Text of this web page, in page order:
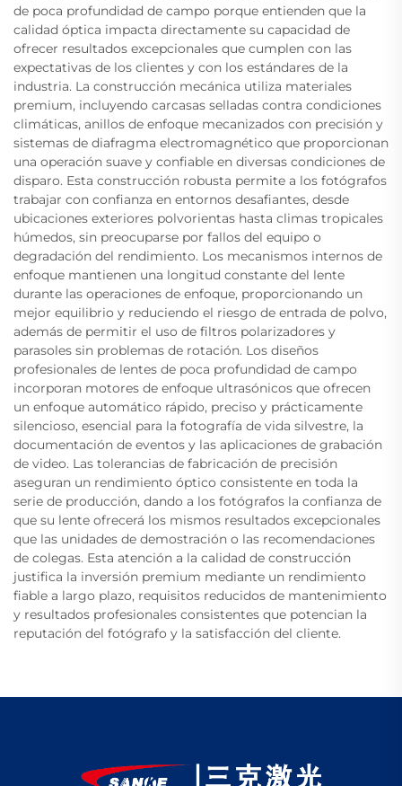
de poca profundidad de campo porque entienden que la
calidad óptica impacta directamente su capacidad de
ofrecer resultados excepcionales que cumplen con las
expectativas de los clientes y con los estándares de la
industria. La construcción mecánica utiliza materiales
premium, incluyendo carcasas selladas contra condiciones
climáticas, anillos de enfoque mecanizados con precisión y
sistemas de diafragma electromagnético que proporcionan
una operación suave y confiable en diversas condiciones de
disparo. Esta construcción robusta permite a los fotógrafos
trabajar con confianza en entornos desafiantes, desde
ubicaciones exteriores polvorientas hasta climas tropicales
húmedos, sin preocuparse por fallos del equipo o
degradación del rendimiento. Los mecanismos internos de
enfoque mantienen una longitud constante del lente
durante las operaciones de enfoque, proporcionando un
mejor equilibrio y reduciendo el riesgo de entrada de polvo,
además de permitir el uso de filtros polarizadores y
parasoles sin problemas de rotación. Los diseños
profesionales de lentes de poca profundidad de campo
incorporan motores de enfoque ultrasónicos que ofrecen
un enfoque automático rápido, preciso y prácticamente
silencioso, esencial para la fotografía de vida silvestre, la
documentación de eventos y las aplicaciones de grabación
de video. Las tolerancias de fabricación de precisión
aseguran un rendimiento óptico consistente en toda la
serie de producción, dando a los fotógrafos la confianza de
que su lente ofrecerá los mismos resultados excepcionales
que las unidades de demostración o las recomendaciones
de colegas. Esta atención a la calidad de construcción
justifica la inversión premium mediante un rendimiento
fiable a largo plazo, requisitos reducidos de mantenimiento
y resultados profesionales consistentes que potencian la
reputación del fotógrafo y la satisfacción del cliente.